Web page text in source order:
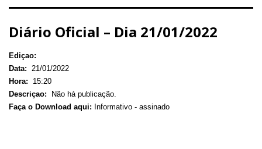
Diário Oficial – Dia 21/01/2022
Ediçao:
Data:
21/01/2022
Hora:
15:20
Descriçao:
Não há publicação.
Faça o Download aqui: Informativo - assinado